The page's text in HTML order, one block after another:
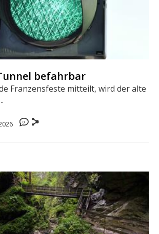
befahrbar
Franzensfeste mitteilt, wird der alte
0